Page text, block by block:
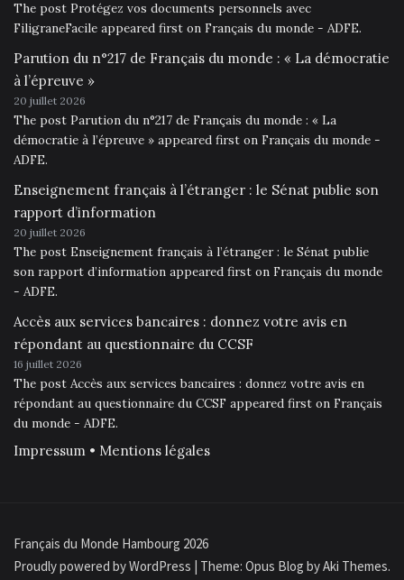
The post Protégez vos documents personnels avec
FiligraneFacile appeared first on Français du monde - ADFE.
Parution du n°217 de Français du monde : « La démocratie
à l’épreuve »
20 juillet 2026
The post Parution du n°217 de Français du monde : « La
démocratie à l’épreuve » appeared first on Français du monde -
ADFE.
Enseignement français à l’étranger : le Sénat publie son
rapport d’information
20 juillet 2026
The post Enseignement français à l’étranger : le Sénat publie
son rapport d’information appeared first on Français du monde
- ADFE.
Accès aux services bancaires : donnez votre avis en
répondant au questionnaire du CCSF
16 juillet 2026
The post Accès aux services bancaires : donnez votre avis en
répondant au questionnaire du CCSF appeared first on Français
du monde - ADFE.
Impressum • Mentions légales
Français du Monde Hambourg 2026
Proudly powered by WordPress | Theme: Opus Blog byAki Themes.